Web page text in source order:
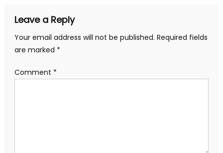
Leave a Reply
Your email address will not be published. Required fields
are marked *
Comment *